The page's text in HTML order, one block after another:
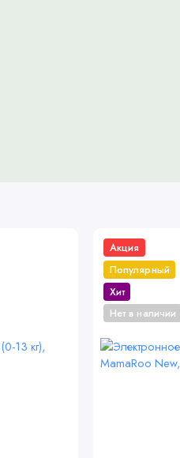
коляской удивительно легким и
маленькому пассажиру комфорт.
"антишок" на передних колесах
спокойствие маленького
амортизации, делая поездку
коляску очень маневренной и
грязи, брызг, дождя и снега.
люльку и прогулочный блок
Акция
Популярный
Хит
Нет в наличии